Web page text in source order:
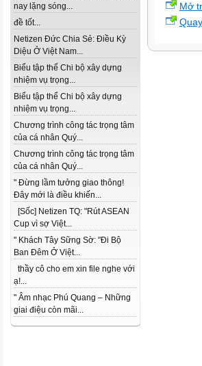
nay lặng sóng...
đề tốt...
Netizen Đức Chia Sẻ: Điều Kỳ
Diệu Ở Việt Nam...
Biểu tập thể Chi bộ xây dựng
nhiệm vụ trọng...
Biểu tập thể Chi bộ xây dựng
nhiệm vụ trọng...
Chương trình công tác trọng tâm
của cá nhân Quý...
Chương trình công tác trọng tâm
của cá nhân Quý...
" Đừng lầm tưởng giao thông!
Đây mới là điều khiến...
[Sốc] Netizen TQ: "Rút ASEAN
Cup vì sợ Việt...
" Khách Tây Sững Sờ: "Đi Bộ
Ban Đêm Ở Việt...
thầy cô cho em xin file nghe với
ạ!...
" Âm nhạc Phú Quang – Những
giai điệu còn mãi...
Mở